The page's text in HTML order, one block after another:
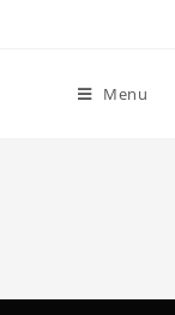
Menu